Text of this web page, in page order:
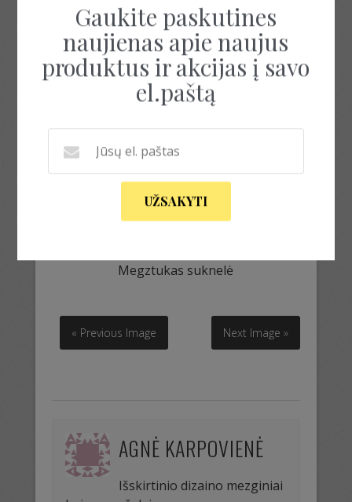
Megztukas suknelė
« Previous Image Next Image »
AGNĖ KARPOVIENĖ
Išskirtinio dizaino mezginiai
Gaukite paskutines
naujienas apie naujus
produktus ir akcijas į savo
el.paštą
UŽSAKYTI